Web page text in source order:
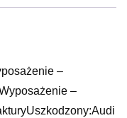
–
–